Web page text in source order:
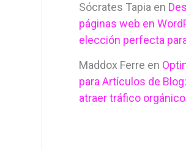
Sócrates Tapia en
páginas web en
elección perfecta
Maddox Ferre en
para Artículos de
atraer tráfico orgánico